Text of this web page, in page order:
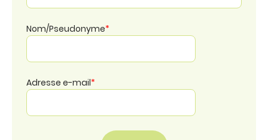
Nom/Pseudonyme*
Adresse e-mail*